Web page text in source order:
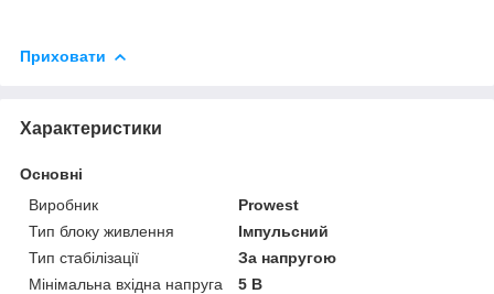
Приховати
Характеристики
Основні
Виробник
Prowest
Тип блоку живлення
Імпульсний
Тип стабілізації
За напругою
Мінімальна вхідна напруга
5 В